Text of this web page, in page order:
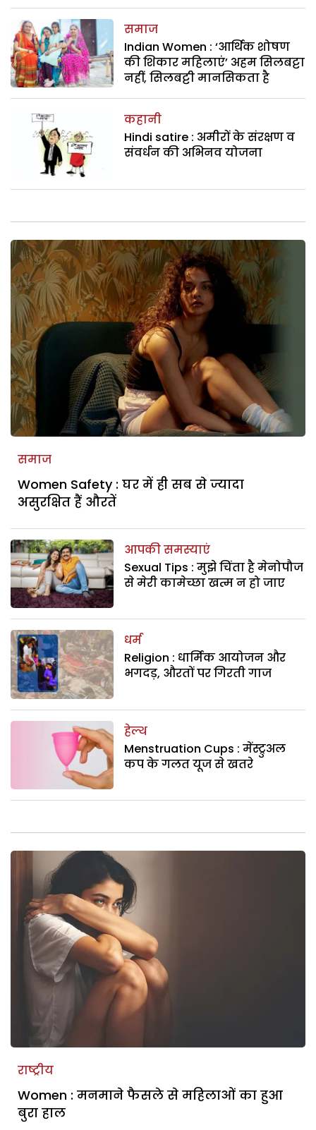
समाज
Indian Women : ‘आर्थिक शोषण
की शिकार महिलाएं’ अहम सिलबट्टा
नहीं, सिलबट्टी मानसिकता है
कहानी
Hindi satire : अमीरों के संरक्षण व
संवर्धन की अभिनव योजना
समाज
Women Safety : घर में ही सब से ज्यादा
असुरक्षित हैं औरतें
आपकी समस्याएं
Sexual Tips : मुझे चिंता है मेनोपौज
से मेरी कामेच्छा खत्म न हो जाए
धर्म
Religion : धार्मिक आयोजन और
भगदड़, औरतों पर गिरती गाज
हेल्थ
Menstruation Cups : मेंस्ट्रुअल
कप के गलत यूज से खतरे
राष्ट्रीय
Women : मनमाने फैसले से महिलाओं का हुआ
बुरा हाल